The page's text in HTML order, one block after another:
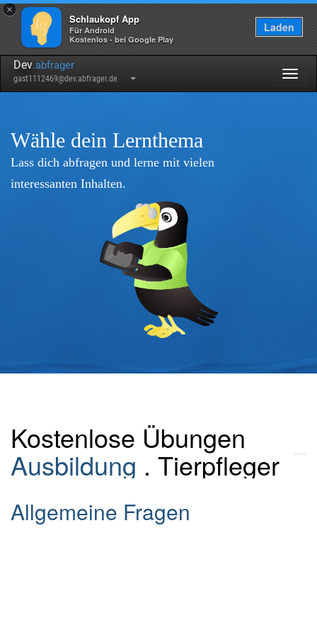
×
Schlaukopf App
Für Android
Kostenlos - bei Google Play
Laden
Dev.abfrager
gast1112469@dev.abfrager.de
Wähle dein Lernthema
Lass dich abfragen und lerne mit vielen
interessanten Inhalten.
Kostenlose Übungen
Ausbildung . Tierpfleger
Allgemeine Fragen